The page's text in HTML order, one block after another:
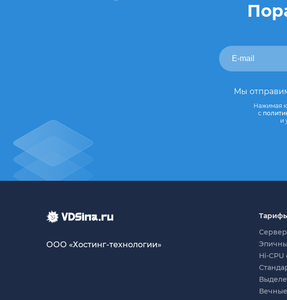
Мы
Нажимая
с
и
ООО «Хостинг-технологии»
Hi-